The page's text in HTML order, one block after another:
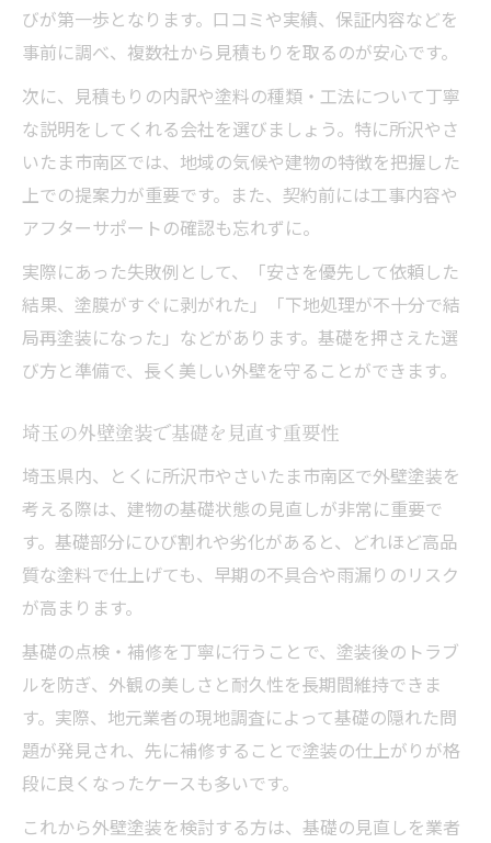
びが第一歩となります。口コミや実績、保証内容などを
事前に調べ、複数社から見積もりを取るのが安心です。
次に、見積もりの内訳や塗料の種類・工法について丁寧
な説明をしてくれる会社を選びましょう。特に所沢やさ
いたま市南区では、地域の気候や建物の特徴を把握した
上での提案力が重要です。また、契約前には工事内容や
アフターサポートの確認も忘れずに。
実際にあった失敗例として、「安さを優先して依頼した
結果、塗膜がすぐに剥がれた」「下地処理が不十分で結
局再塗装になった」などがあります。基礎を押さえた選
び方と準備で、長く美しい外壁を守ることができます。
埼玉の外壁塗装で基礎を見直す重要性
埼玉県内、とくに所沢市やさいたま市南区で外壁塗装を
考える際は、建物の基礎状態の見直しが非常に重要で
す。基礎部分にひび割れや劣化があると、どれほど高品
質な塗料で仕上げても、早期の不具合や雨漏りのリスク
が高まります。
基礎の点検・補修を丁寧に行うことで、塗装後のトラブ
ルを防ぎ、外観の美しさと耐久性を長期間維持できま
す。実際、地元業者の現地調査によって基礎の隠れた問
題が発見され、先に補修することで塗装の仕上がりが格
段に良くなったケースも多いです。
これから外壁塗装を検討する方は、基礎の見直しを業者